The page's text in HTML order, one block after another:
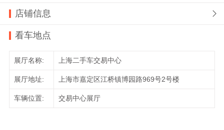
店铺信息 
看车地点
展厅名称: 上海二手车交易中心
展厅地址: 上海市嘉定区江桥镇博园路969号2号楼
车辆位置: 交易中心展厅